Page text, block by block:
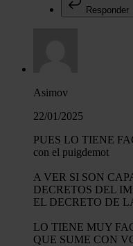
Responder
Asimov
22/01/2025
PUES LO TIENE
con el puigdemot
A VER SI SON
DECRETOS DEL
EL DECRETO DE
LO TIENE MUY
QUE SUME CON